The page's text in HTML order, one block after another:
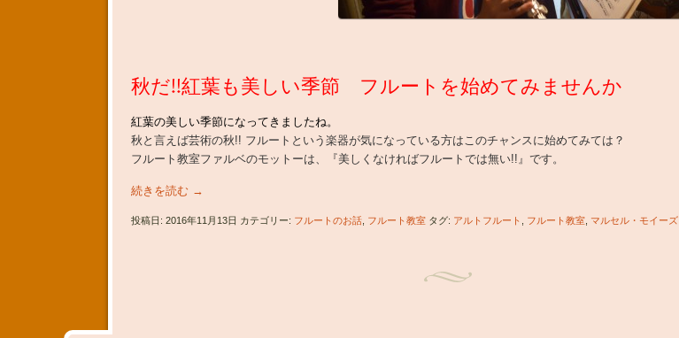
秋だ!!紅葉も美しい季節 フルートを始めてみませんか
紅葉の美しい季節になってきましたね。
秋と言えば芸術の秋!! フルートという楽器が気になっている方はこのチャンスに始めてみては？
フルート教室ファルベのモットーは、『美しくなければフルートでは無い!!』です。
続きを読む →
投稿日: 2016年11月13日 カテゴリー: フルートのお話, フルート教室タグ: アルトフルート フルート教室, マルセル・モイーズ